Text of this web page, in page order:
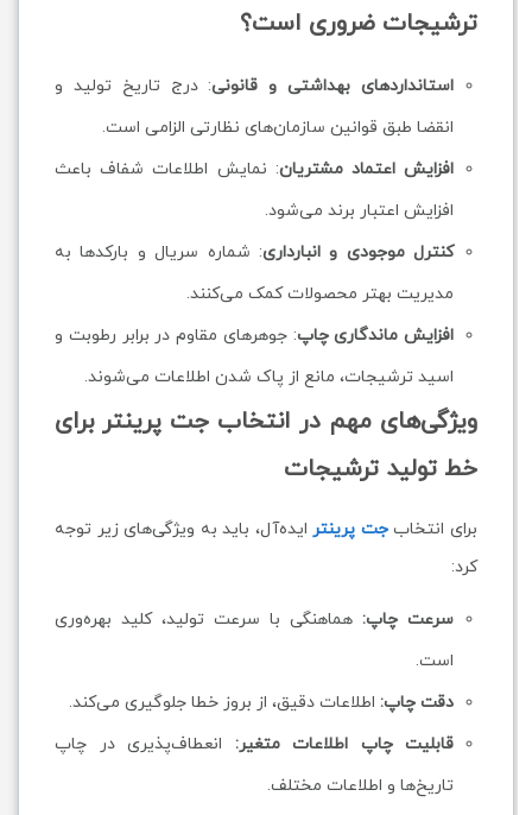
ترشیجات ضروری است؟
استانداردهای بهداشتی و قانونی: درج تاریخ تولید و
انقضا طبق قوانین سازمان‌های نظارتی الزامی است.
افزایش اعتماد مشتریان: نمایش اطلاعات شفاف باعث
افزایش اعتبار برند می‌شود.
کنترل موجودی و انبارداری: شماره سریال و بارکدها به
مدیریت بهتر محصولات کمک می‌کنند.
افزایش ماندگاری چاپ: جوهرهای مقاوم در برابر رطوبت و
اسید ترشیجات، مانع از پاک شدن اطلاعات می‌شوند.
ویژگی‌های مهم در انتخاب جت پرینتر برای
خط تولید ترشیجات
برای انتخابجت پرینترایده‌آل، باید به ویژگی‌های زیر توجه
کرد:
سرعت چاپ:هماهنگی با سرعت تولید، کلید بهره‌وری
است.
دقت چاپ:اطلاعات دقیق، از بروز خطا جلوگیری می‌کند.
قابلیت چاپ اطلاعات متغیر:انعطاف‌پذیری در چاپ
تاریخ‌ها و اطلاعات مختلف.